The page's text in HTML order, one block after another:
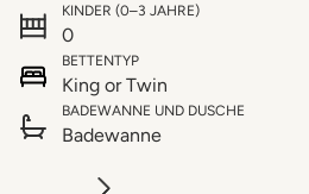
KINDER (0–3 JAHRE)
0
BETTENTYP
King or Twin
BADEWANNE UND DUSCHE
Badewanne